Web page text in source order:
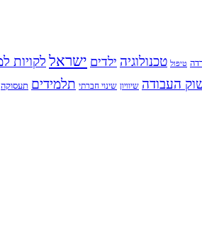
טיפול טכנולוגיה ילדים ישראל לקויות
העבודה שיוויון שינוי חברתי תלמידים תעסוקה